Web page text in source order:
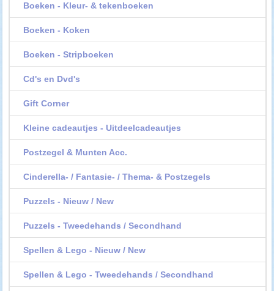
Boeken - Kleur- & tekenboeken
Boeken - Koken
Boeken - Stripboeken
Cd's en Dvd's
Gift Corner
Kleine cadeautjes - Uitdeelcadeautjes
Postzegel & Munten Acc.
Cinderella- / Fantasie- / Thema- & Postzegels
Puzzels - Nieuw / New
Puzzels - Tweedehands / Secondhand
Spellen & Lego - Nieuw / New
Spellen & Lego - Tweedehands / Secondhand